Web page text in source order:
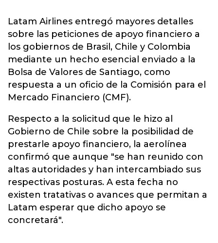
Latam Airlines entregó mayores detalles
sobre las peticiones de apoyo financiero a
los gobiernos de Brasil, Chile y Colombia
mediante un hecho esencial enviado a la
Bolsa de Valores de Santiago, como
respuesta a un oficio de la Comisión para el
Mercado Financiero (CMF).
Respecto a la solicitud que le hizo al
Gobierno de Chile sobre la posibilidad de
prestarle apoyo financiero, la aerolínea
confirmó que aunque "se han reunido con
altas autoridades y han intercambiado sus
respectivas posturas. A esta fecha no
existen tratativas o avances que permitan a
Latam esperar que dicho apoyo se
concretará".